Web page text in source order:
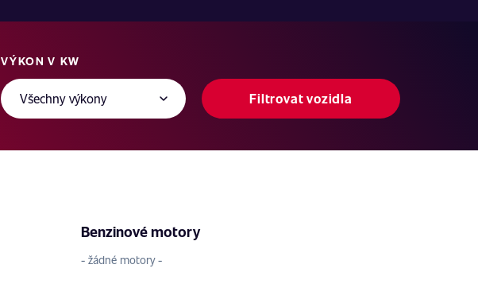
VÝKON V KW
Filtrovat vozidla
Benzinové motory
- žádné motory -